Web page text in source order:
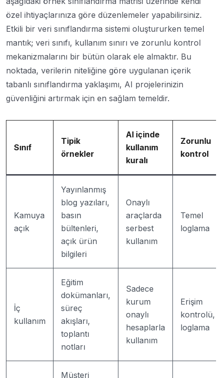
özel ihtiyaçlarınıza göre düzenlemeler yapabilirsiniz.
Etkili bir veri sınıflandırma sistemi oluştururken temel
mantık; veri sınıfı, kullanım sınırı ve zorunlu kontrol
mekanizmalarını bir bütün olarak ele almaktır. Bu
noktada, verilerin niteliğine göre uygulanan içerik
tabanlı sınıflandırma yaklaşımı, AI projelerinizin
güvenliğini artırmak için en sağlam temeldir.
Sınıf
Tipik
örnekler
AI içinde
kullanım
kuralı
Zorunlu
kontrol
Kamuya
açık
Yayınlanmış
blog yazıları,
basın
bültenleri,
açık ürün
bilgileri
Onaylı
araçlarda
serbest
kullanım
Temel
loglama
İç
kullanım
Eğitim
dokümanları,
süreç
akışları,
toplantı
notları
Sadece
kurum
onaylı
hesaplarla
kullanım
Erişim
kontrolü,
loglama
Müşteri